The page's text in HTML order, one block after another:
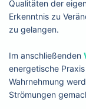
Qualitäten der
Erkenntnis zu
zu gelangen.
Im anschließenden
energetische
Wahrnehmung
Strömungen